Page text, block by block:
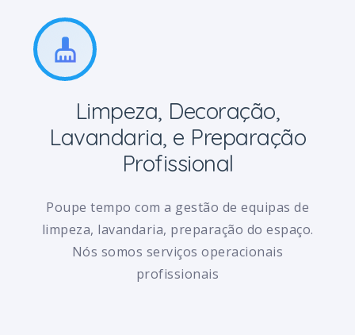
cleaning_services
Limpeza, Decoração,
Lavandaria, e Preparação
Profissional
Poupe tempo com a gestão de equipas de
limpeza, lavandaria, preparação do espaço.
Nós somos serviços operacionais
profissionais